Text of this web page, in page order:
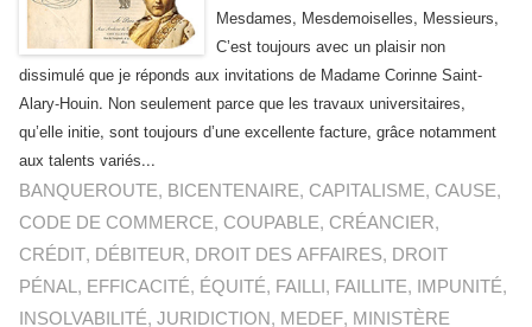
Mesdames, Mesdemoiselles, Messieurs,
C’est toujours avec un plaisir non
dissimulé que je réponds aux invitations de Madame Corinne Saint-
Alary-Houin. Non seulement parce que les travaux universitaires,
qu’elle initie, sont toujours d’une excellente facture, grâce notamment
aux talents variés...
BANQUEROUTE, BICENTENAIRE, CAPITALISME, CAUSE,
CODE DE COMMERCE, COUPABLE, CRÉANCIER,
CRÉDIT, DÉBITEUR, DROIT DES AFFAIRES, DROIT
PÉNAL, EFFICACITÉ, ÉQUITÉ, FAILLI, FAILLITE, IMPUNITÉ,
INSOLVABILITÉ,JURIDICTION, MEDEF, MINISTÈRE